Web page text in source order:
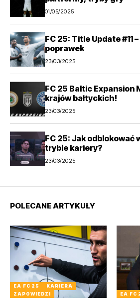
01/05/2025
FC 25: Title Update #11
poprawek
23/03/2025
FC 25 Baltic Expansion
krajów bałtyckich!
23/03/2025
FC 25: Jak odblokować
trybie kariery?
23/03/2025
POLECANE ARTYKUŁY
EA FC 25
KARIERA
ZAPOWIEDZI
EA FC